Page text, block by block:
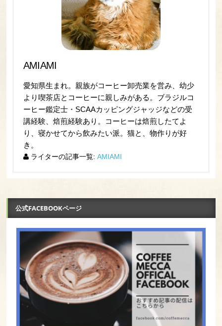
AMIAMI
愛知県生まれ。親族がコーヒー卸売業を営み、幼少
より喫茶店とコーヒーに親しみがある。ブラジルコ
ーヒー鑑定士・SCAAカッピングジャッジなどの受
講経験、焙煎経験あり。コーヒーは焙煎したてよ
り、寝かせてから飲みたい派。猫と、物作りが好
き。
ライターの記事一覧: AMIAMI
公式FACEBOOKページ